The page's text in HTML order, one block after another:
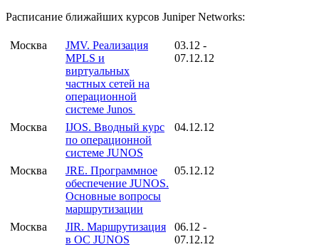
Расписание ближайших курсов Juniper Networks:
Москва
JMV. Реализация
MPLS и
виртуальных
частных сетей на
операционной
системе Junos
03.12 -
07.12.12
Москва
IJOS. Вводный курс
по операционной
системе JUNOS
04.12.12
Москва
JRE. Программное
обеспечение JUNOS.
Основные вопросы
маршрутизации
05.12.12
Москва
JIR. Маршрутизация
в ОС JUNOS
06.12 -
07.12.12